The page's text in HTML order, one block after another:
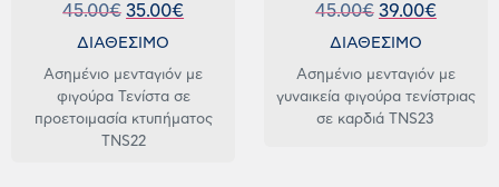
45.00€ 35.00€
ΔΙΑΘΕΣΙΜΟ
Ασημένιο μενταγιόν με
φιγούρα Τενίστα σε
προετοιμασία κτυπήματος
TNS22
45.00€ 39.00€
ΔΙΑΘΕΣΙΜΟ
Ασημένιο μενταγιόν με
γυναικεία φιγούρα τενίστριας
σε καρδιά TNS23